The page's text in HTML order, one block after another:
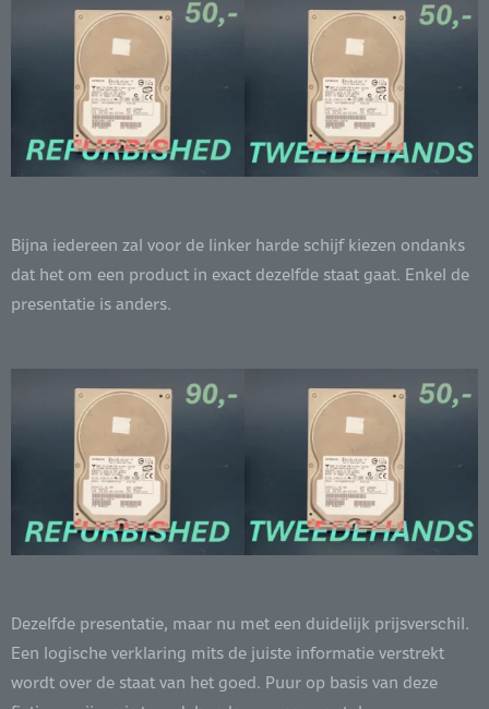
Bijna iedereen zal voor de linker harde schijf kiezen ondanks
dat het om een product in exact dezelfde staat gaat. Enkel de
presentatie is anders.
Dezelfde presentatie, maar nu met een duidelijk prijsverschil.
Een logische verklaring mits de juiste informatie verstrekt
wordt over de staat van het goed. Puur op basis van deze